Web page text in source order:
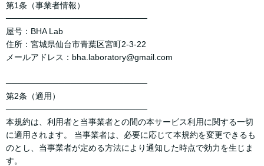
第1条（事業者情報）
────────────────────────
屋号：BHA Lab
住所：宮城県仙台市青葉区宮町2-3-22
メールアドレス：bha.laboratory@gmail.com
────────────────────────
第2条（適用）
────────────────────────
本規約は、利用者と当事業者との間の本サービス利用に関する一切
に適用されます。 当事業者は、必要に応じて本規約を変更できるも
のとし、当事業者が定める方法により通知した時点で効力を生じま
す。